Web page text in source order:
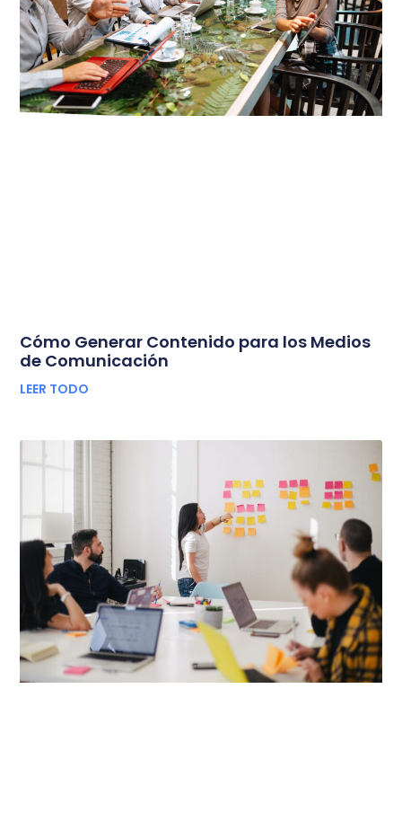
Cómo Generar Contenido para los Medios
de Comunicación
LEER TODO